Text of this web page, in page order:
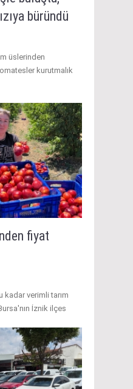
büründü
üslerinden
kurutmalık
fiyat
kadar verimli tarım
İznik ilçes